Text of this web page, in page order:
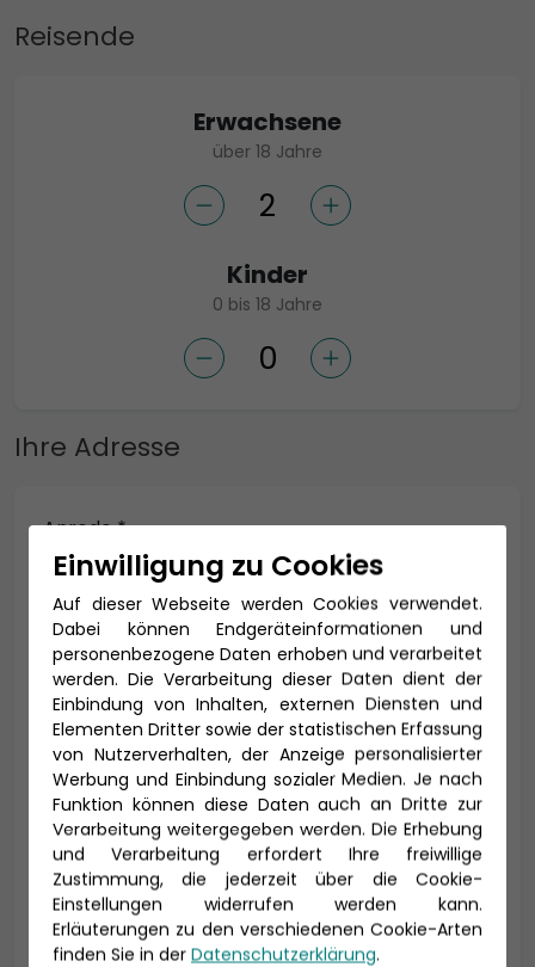
Reisende
Erwachsene
über 18 Jahre
Kinder
0 bis 18 Jahre
Ihre Adresse
Anrede *
Titel
Vorname * Nachname *
E-Mail *
Einwilligung zu Cookies
Auf dieser Webseite werden Cookies verwendet.
Dabei können Endgeräteinformationen und
personenbezogene Daten erhoben und verarbeitet
werden. Die Verarbeitung dieser Daten dient der
Einbindung von Inhalten, externen Diensten und
Elementen Dritter sowie der statistischen Erfassung
von Nutzerverhalten, der Anzeige personalisierter
Werbung und Einbindung sozialer Medien. Je nach
Funktion können diese Daten auch an Dritte zur
Verarbeitung weitergegeben werden. Die Erhebung
und Verarbeitung erfordert Ihre freiwillige
Zustimmung, die jederzeit über die Cookie-
Einstellungen widerrufen werden kann.
Erläuterungen zu den verschiedenen Cookie-Arten
finden Sie in der Datenschutzerklärung.